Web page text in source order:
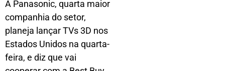
A Panasonic, quarta maior
companhia do setor,
planeja lançar TVs 3D nos
Estados Unidos na quarta-
feira, e diz que vai